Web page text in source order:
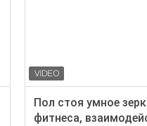
Пол стоя умное
фитнеса,